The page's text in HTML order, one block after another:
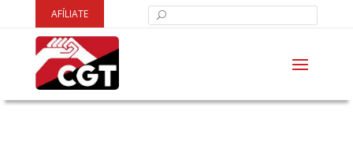
AFÍLIATE